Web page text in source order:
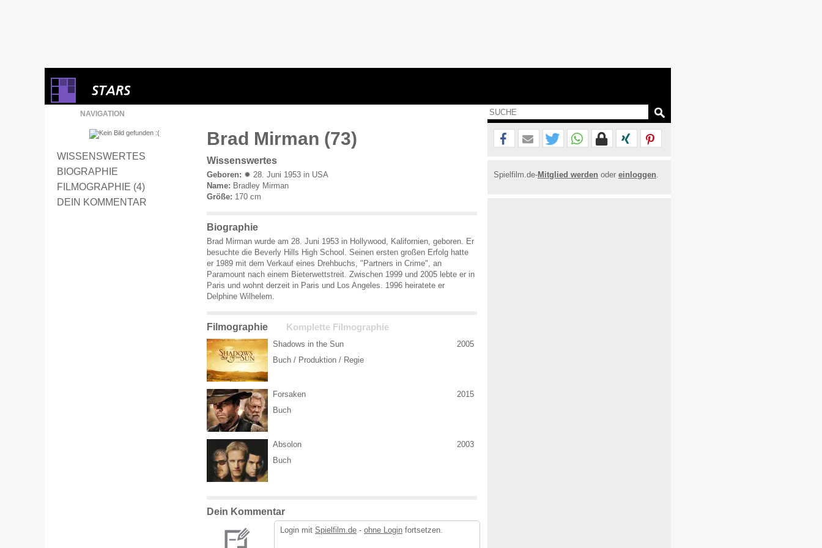
NAVIGATION
WISSENSWERTES
BIOGRAPHIE
FILMOGRAPHIE (4)
DEIN KOMMENTAR
Brad Mirman (73)
Wissenswertes
Geboren: ✹ 28. Juni 1953 in USA
Name: Bradley Mirman
Größe: 170 cm
Biographie
Brad Mirman wurde am 28. Juni 1953 in Hollywood, Kalifornien, geboren. Er
besuchte die Beverly Hills High School. Seinen ersten großen Erfolg hatte
er 1989 mit dem Verkauf eines Drehbuchs, "Partners in Crime", an
Paramount nach einem Bieterwettstreit. Zwischen 1999 und 2005 lebte er in
Paris und wohnt derzeit in Paris und Los Angeles. 1996 heiratete er
Delphine Wilhelem.
Filmographie Komplette Filmographie
Shadows in the Sun
Buch / Produktion / Regie
2005
Forsaken
Buch
2015
Absolon
Buch
2003
Dein Kommentar
Login mit Spielfilm.de - ohne Login fortsetzen.
Spielfilm.de-Mitglied werden oder einloggen.